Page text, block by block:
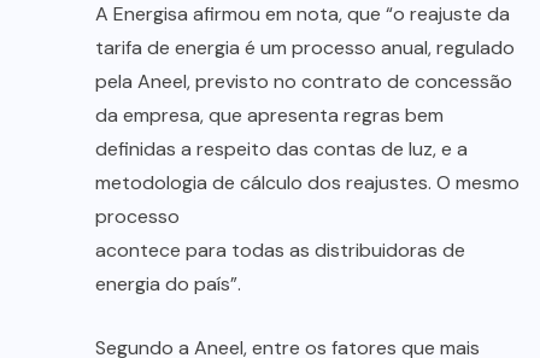
A Energisa afirmou em nota, que “o reajuste da
tarifa de energia é um processo anual, regulado
pela Aneel, previsto no contrato de concessão
da empresa, que apresenta regras bem
definidas a respeito das contas de luz, e a
metodologia de cálculo dos reajustes. O mesmo
processo
acontece para todas as distribuidoras de
energia do país”.
Segundo a Aneel, entre os fatores que mais